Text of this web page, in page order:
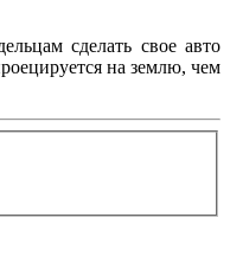
сделать свое авто
на землю, чем